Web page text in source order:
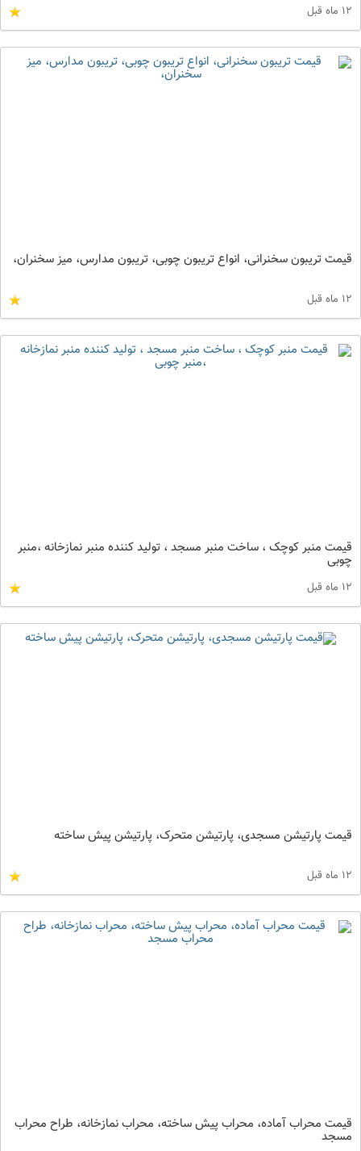
12 ماه قبل
قیمت تریبون سخنرانی، انواع تریبون چوبی، تریبون مدارس، میز سخنران،
12 ماه قبل
قیمت منبر کوچک ، ساخت منبر مسجد ، تولید کننده منبر نمازخانه ،منبر
چوبی
12 ماه قبل
قیمت پارتیشن مسجدی، پارتیشن متحرک، پارتیشن پیش ساخته
12 ماه قبل
قیمت محراب آماده، محراب پیش ساخته، محراب نمازخانه، طراح محراب
مسجد